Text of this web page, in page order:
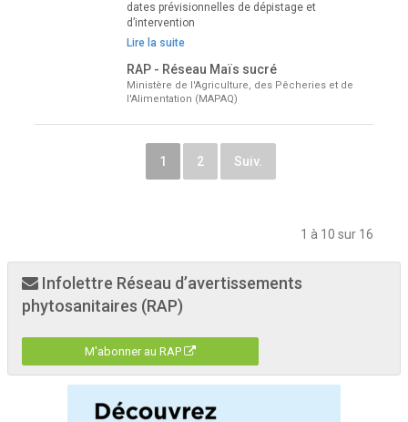
dates prévisionnelles de dépistage et
d’intervention
Lire la suite
RAP - Réseau Maïs sucré
Ministère de l'Agriculture, des Pêcheries et de
l'Alimentation (MAPAQ)
1 2 Suiv.
1 à 10 sur 16
Infolettre Réseau d’avertissements
phytosanitaires (RAP)
M'abonner au RAP